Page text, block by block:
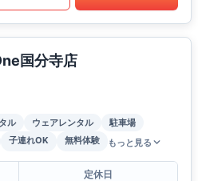
国分寺店
ル ウェアレンタル
駐車場
子連れOK 無料体験 もっと見る
定休日